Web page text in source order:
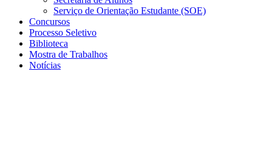
Serviço de Orientação Estudante (SOE)
Concursos
Processo Seletivo
Biblioteca
Mostra de Trabalhos
Notícias